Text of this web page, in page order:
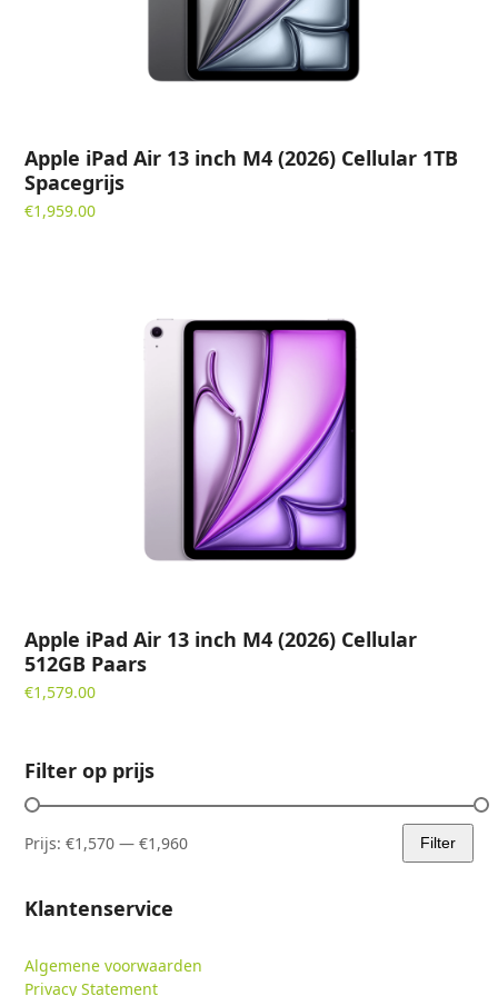
Apple iPad Air 13 inch M4 (2026) Cellular 1TB
Spacegrijs
€1,959.00
Apple iPad Air 13 inch M4 (2026) Cellular
512GB Paars
€1,579.00
Filter op prijs
Min.
Max.
Filter
Prijs:€1,570 —€1,960
Klantenservice
Algemene voorwaarden
Privacy Statement